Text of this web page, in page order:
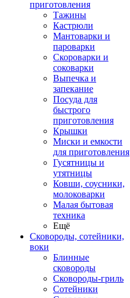
приготовления
Тажины
Кастрюли
Мантоварки и
пароварки
Скороварки и
соковарки
Выпечка и
запекание
Посуда для
быстрого
приготовления
Крышки
Миски и емкости
для приготовления
Гусятницы и
утятницы
Ковши, соусники,
молоковарки
Малая бытовая
техника
Ещё
Сковороды, сотейники,
воки
Блинные
сковороды
Сковороды-гриль
Сотейники